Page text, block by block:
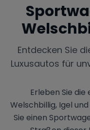
Entdecken Sie
Luxusautos für
Erleben Sie
Welschbillig, Igel
Sie einen